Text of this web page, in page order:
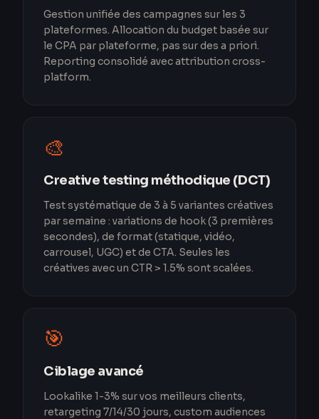
Gestion unifiée des campagnes sur les 3
plateformes. Allocation du budget basée sur
le CPA par plateforme, pas sur des a priori.
Reporting consolidé avec attribution cross-
platform.
🎨
Creative testing méthodique (DCT)
Test systématique de 3 à 5 variantes créatives
par semaine : variations de hook (3 premières
secondes), de format (statique, vidéo,
carrousel, UGC) et de CTA. Seules les
créatives avec un CTR > 1.5% sont scalées.
🎯
Ciblage avancé
Lookalike 1-3% sur vos meilleurs clients,
retargeting 7/14/30 jours, custom audiences